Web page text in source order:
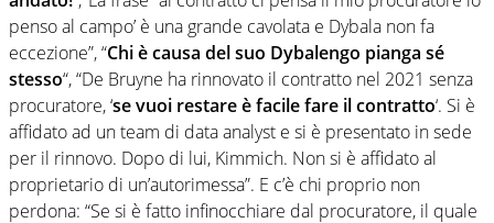
penso al campo’ è una grande cavolata e Dybala non fa
eccezione”, “Chi è causa del suo Dybalengo pianga sé
stesso“, “De Bruyne ha rinnovato il contratto nel 2021 senza
procuratore, ‘se vuoi restare è facile fare il contratto‘. Si è
affidato ad un team di data analyst e si è presentato in sede
per il rinnovo. Dopo di lui, Kimmich. Non si è affidato al
proprietario di un’autorimessa”. E c’è chi proprio non
perdona: “Se si è fatto infinocchiare dal procuratore, il quale